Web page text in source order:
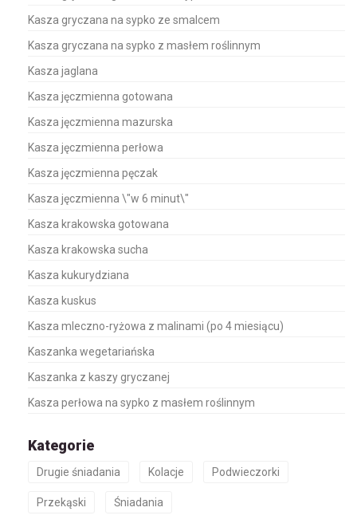
Kasza gryczana na sypko ze smalcem
Kasza gryczana na sypko z masłem roślinnym
Kasza jaglana
Kasza jęczmienna gotowana
Kasza jęczmienna mazurska
Kasza jęczmienna perłowa
Kasza jęczmienna pęczak
Kasza jęczmienna \"w 6 minut\"
Kasza krakowska gotowana
Kasza krakowska sucha
Kasza kukurydziana
Kasza kuskus
Kasza mleczno-ryżowa z malinami (po 4 miesiącu)
Kaszanka wegetariańska
Kaszanka z kaszy gryczanej
Kasza perłowa na sypko z masłem roślinnym
Kategorie
Drugie śniadania Kolacje Podwieczorki
Przekąski Śniadania